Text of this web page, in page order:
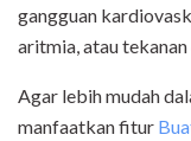
gangguan
aritmia, atau
Agar lebih mudah
manfaatkan fitur